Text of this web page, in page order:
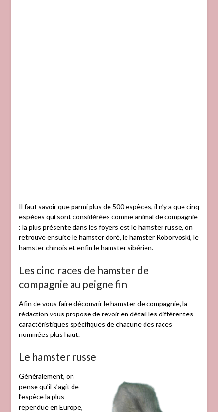
Il faut savoir que parmi plus de 500 espèces, il n’y a que cinq
espèces qui sont considérées comme animal de compagnie
: la plus présente dans les foyers est le hamster russe, on
retrouve ensuite le hamster doré, le hamster Roborvoski, le
hamster chinois et enfin le hamster sibérien.
Les cinq races de hamster de
compagnie au peigne fin
Afin de vous faire découvrir le hamster de compagnie, la
rédaction vous propose de revoir en détail les différentes
caractéristiques spécifiques de chacune des races
nommées plus haut.
Le hamster russe
Généralement, on
pense qu’il s’agit de
l’espèce la plus
rependue en Europe,